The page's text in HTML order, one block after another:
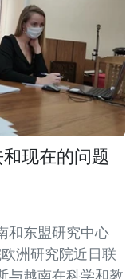
现在的问题
和东盟研究中心
欧洲研究院近日联
与越南在科学和教